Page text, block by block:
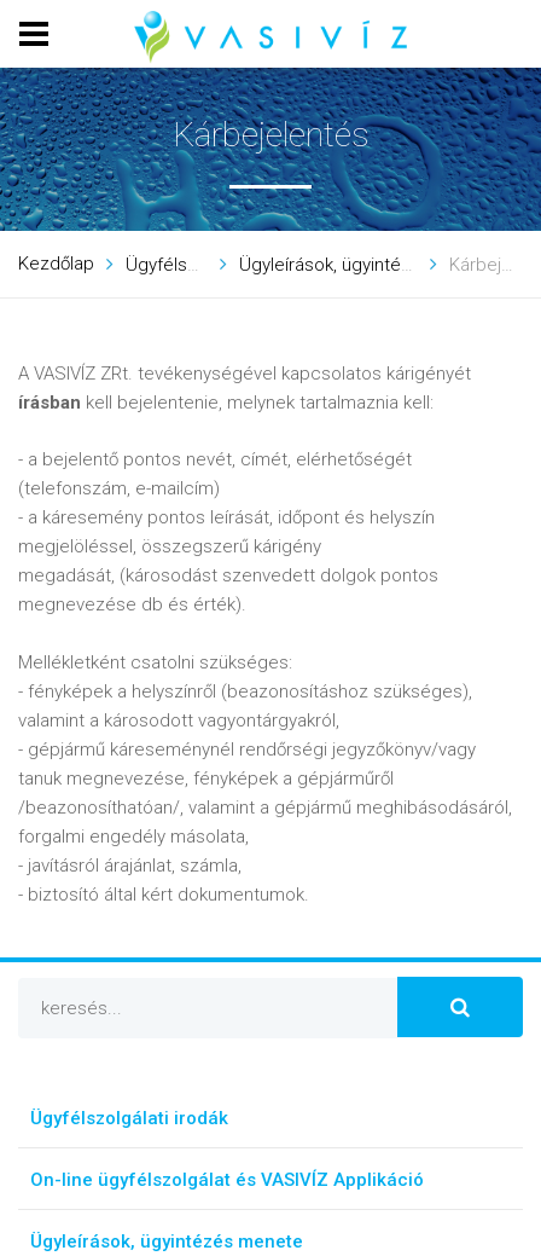
Kárbejelentés
Kezdőlap Ügyfélszolgálat Ügyleírások, ügyintézés menete Kárbejelentés
A VASIVÍZ ZRt. tevékenységével kapcsolatos kárigényét
írásban kell bejelentenie, melynek tartalmaznia kell:
- a bejelentő pontos nevét, címét, elérhetőségét
(telefonszám, e-mailcím)
- a káresemény pontos leírását, időpont és helyszín
megjelöléssel, összegszerű kárigény
megadását, (károsodást szenvedett dolgok pontos
megnevezése db és érték).
Mellékletként csatolni szükséges:
- fényképek a helyszínről (beazonosításhoz szükséges),
valamint a károsodott vagyontárgyakról,
- gépjármű káreseménynél rendőrségi jegyzőkönyv/vagy
tanuk megnevezése, fényképek a gépjárműről
/beazonosíthatóan/, valamint a gépjármű meghibásodásáról,
forgalmi engedély másolata,
- javításról árajánlat, számla,
- biztosító által kért dokumentumok.
Ügyfélszolgálati irodák
On-line ügyfélszolgálat és VASIVÍZ Applikáció
Ügyleírások, ügyintézés menete